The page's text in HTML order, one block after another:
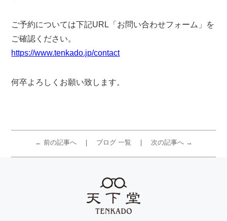
ご予約については下記URL「お問い合わせフォーム」を
ご確認ください。
https://www.tenkado.jp/contact
何卒よろしくお願い致します。
← 前の記事へ ブログ 一覧 次の記事へ →